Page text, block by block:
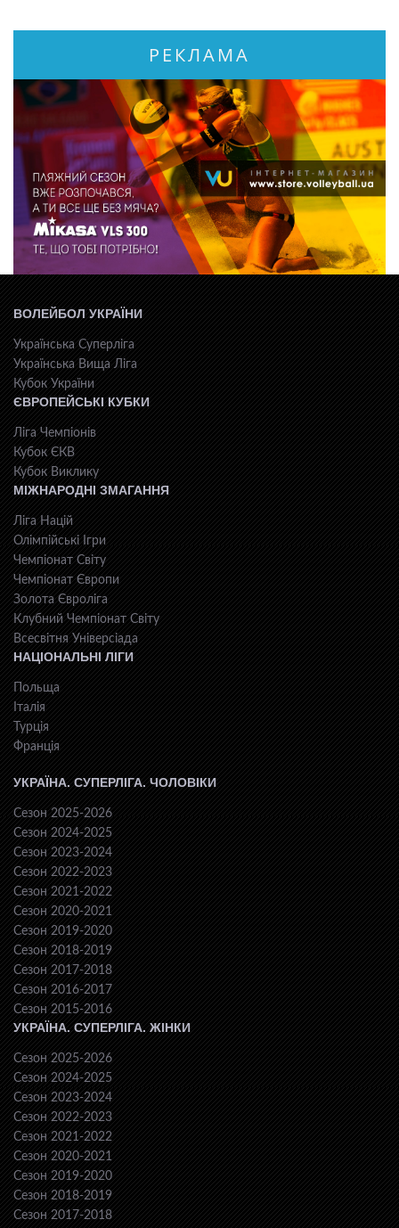
РЕКЛАМА
ВОЛЕЙБОЛ УКРАЇНИ
Українська Суперліга
Українська Вища Ліга
Кубок України
ЄВРОПЕЙСЬКІ КУБКИ
Ліга Чемпіонів
Кубок ЄКВ
Кубок Виклику
МІЖНАРОДНІ ЗМАГАННЯ
Ліга Націй
Олімпійські Ігри
Чемпіонат Світу
Чемпіонат Європи
Золота Євроліга
Клубний Чемпіонат Світу
Всесвiтня Унiверсiaда
НАЦІОНАЛЬНІ ЛІГИ
Польща
Італія
Турція
Франція
УКРАЇНА. СУПЕРЛІГА. ЧОЛОВІКИ
Сезон 2025-2026
Сезон 2024-2025
Сезон 2023-2024
Сезон 2022-2023
Сезон 2021-2022
Сезон 2020-2021
Сезон 2019-2020
Сезон 2018-2019
Сезон 2017-2018
Сезон 2016-2017
Сезон 2015-2016
УКРАЇНА. СУПЕРЛІГА. ЖІНКИ
Сезон 2025-2026
Сезон 2024-2025
Сезон 2023-2024
Сезон 2022-2023
Сезон 2021-2022
Сезон 2020-2021
Сезон 2019-2020
Сезон 2018-2019
Сезон 2017-2018